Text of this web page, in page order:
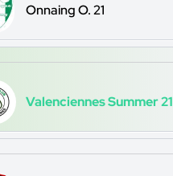
Onnaing O. 21
Valenciennes Summer 21